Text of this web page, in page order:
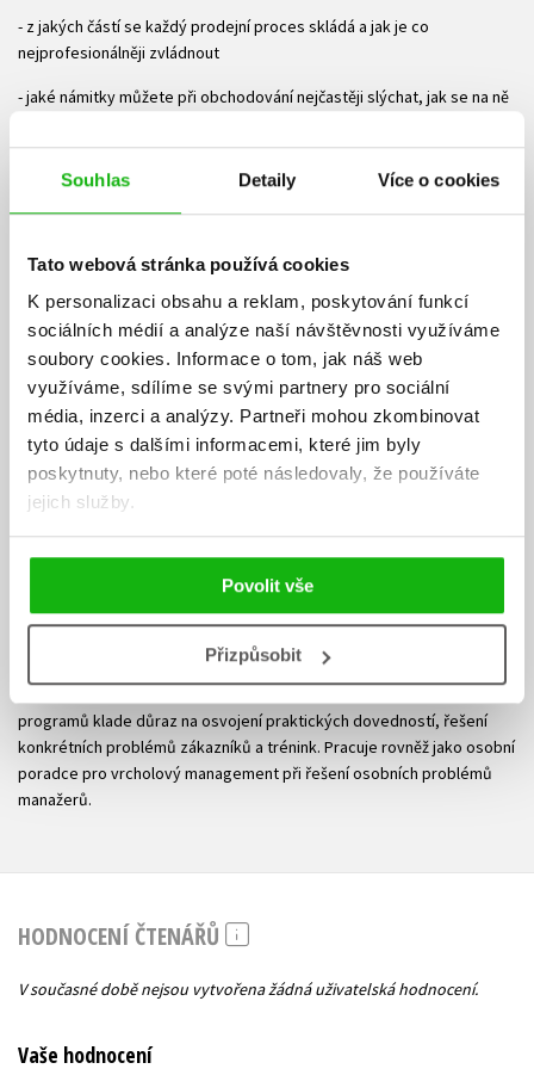
Souhlas Detaily Více o cookies
Tato webová stránka používá cookies
K personalizaci obsahu a reklam, poskytování funkcí
sociálních médií a analýze naší návštěvnosti využíváme
soubory cookies. Informace o tom, jak náš web
využíváme, sdílíme se svými partnery pro sociální
média, inzerci a analýzy. Partneři mohou zkombinovat
tyto údaje s dalšími informacemi, které jim byly
poskytnuty, nebo které poté následovaly, že používáte
jejich služby.
Povolit vše
Přizpůsobit
- z jakých částí se každý prodejní proces skládá a jak je co
nejprofesionálněji zvládnout
- jaké námitky můžete při obchodování nejčastěji slýchat, jak se na ně
- jak vám neverbální signály pomohou poznat, co si ve skutečnosti váš
nejvíce platí
- jak v obchodě využít znalost lidských emocí.
V každé kapitole naleznete řadu testů, prostřednictvím kterých
zjistíte, jak jste na tom s danou znalostí a dovedností. Cvičení, které
následuje, vám pomůže procvičit si místo, kde si nejste úplně
O autorovi:
PhDr. Vojtěch Černý, Ph.D., psycholog, psychoterapeut, firemní
konzultant, trenér rozvoje psychosociálních dovedností. Téměř 15 let
se věnuje přípravě a realizaci rozvojových programů pro různé
profese (dělníci, mistři, sekretářky, obchodníci, management) v
rozličných oborech (strojírenských, telekomunikačních,
automobilových, chemických, textilních, farmakologických,
programů klade důraz na osvojení praktických dovedností, řešení
konkrétních problémů zákazníků a trénink. Pracuje rovněž jako osobní
poradce pro vrcholový management při řešení osobních problémů
manažerů.
HODNOCENÍ ČTENÁŘŮ
V současné době nejsou vytvořena žádná uživatelská hodnocení.
Vaše hodnocení